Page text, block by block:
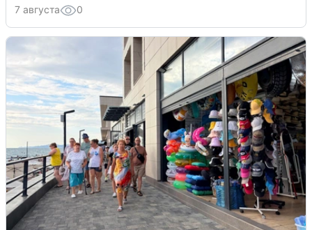
7 августа 0